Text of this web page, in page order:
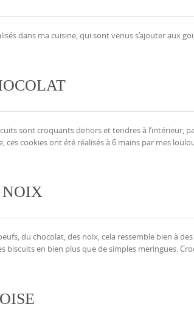
dans ma cuisine, qui sont venus s’ajouter aux
sont croquants dehors et tendres à l’intérieur,
ces cookies ont été réalisés à 6 mains par mes
NOIX
du chocolat, des noix, cela ressemble bien à
en bien plus que de simples meringues.